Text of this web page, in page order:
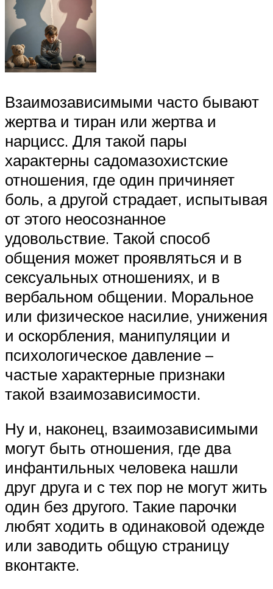
Взаимозависимыми часто бывают
жертва и тиран или жертва и
нарцисс. Для такой пары
характерны садомазохистские
отношения, где один причиняет
боль, а другой страдает, испытывая
от этого неосознанное
удовольствие. Такой способ
общения может проявляться и в
сексуальных отношениях, и в
вербальном общении. Моральное
или физическое насилие, унижения
и оскорбления, манипуляции и
психологическое давление –
частые характерные признаки
такой взаимозависимости.
Ну и, наконец, взаимозависимыми
могут быть отношения, где два
инфантильных человека нашли
друг друга и с тех пор не могут жить
один без другого. Такие парочки
любят ходить в одинаковой одежде
или заводить общую страницу
вконтакте.